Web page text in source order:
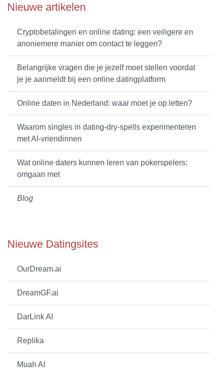
Nieuwe artikelen
Cryptobetalingen en online dating: een veiligere en
anoniemere manier om contact te leggen?
Belangrijke vragen die je jezelf moet stellen voordat
je je aanmeldt bij een online datingplatform
Online daten in Nederland: waar moet je op letten?
Waarom singles in dating-dry-spells experimenteren
met AI-vriendinnen
Wat online daters kunnen leren van pokerspelers:
omgaan met
Blog
Nieuwe Datingsites
OurDream.ai
DreamGF.ai
DarLink AI
Replika
Muah AI